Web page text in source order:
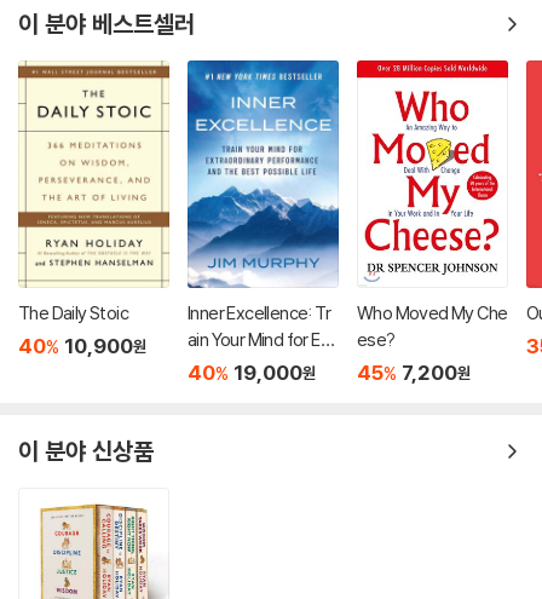
이 분야 베스트셀러
The Daily Stoic
40% 10,900원
Inner Excellence: Tr
ain Your Mind for Ext
raordinary Performa
40% 19,000원
Who Moved My Che
ese?
45% 7,200원
이 분야 신상품